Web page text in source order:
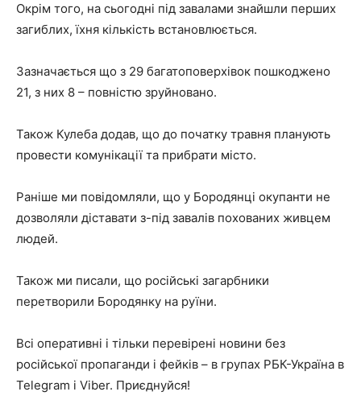
Окрім того, на сьогодні під завалами знайшли перших
загиблих, їхня кількість встановлюється.
Зазначається що з 29 багатоповерхівок пошкоджено
21, з них 8 – повністю зруйновано.
Також Кулеба додав, що до початку травня планують
провести комунікації та прибрати місто.
Раніше ми повідомляли, що у Бородянці окупанти не
дозволяли діставати з-під завалів похованих живцем
людей.
Також ми писали, що російські загарбники
перетворили Бородянку на руїни.
Всі оперативні і тільки перевірені новини без
російської пропаганди і фейків – в групах РБК-Україна в
Telegram і Viber. Приєднуйся!